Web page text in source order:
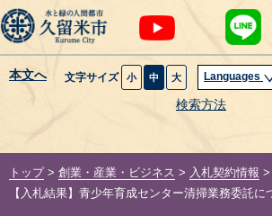
本文へ 文字サイズ 小 中 大 Languages
検索方法
暮らし・届出
健康・医療・福祉
トップ> 創業・産業・ビジネス > 入札契約情報 >
【入札結果】青少年育成センター清掃業務委託に